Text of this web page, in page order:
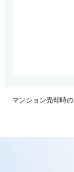
マンション売却時